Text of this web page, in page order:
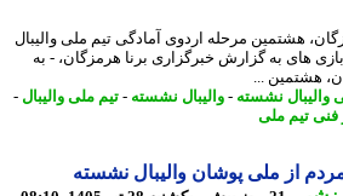
مرحله اردوی آمادگی تیم ملی والیبال
به گزارش خبرگزاری برنا هرمزگان، - به
...
نشسته-والیبال نشسته-تیم ملی والیبال-
تیم ملی
از ملی پوشان والیبال نشسته